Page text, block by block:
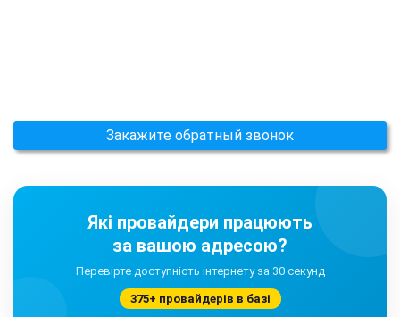
Закажите обратный звонок
Які провайдери працюють
за вашою адресою?
Перевірте доступність інтернету за 30 секунд
375+ провайдерів в базі